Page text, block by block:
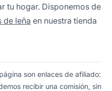
tu hogar. Disponemos de
de leña en nuestra tienda
son enlaces de afiliado:
recibir una comisión, sin